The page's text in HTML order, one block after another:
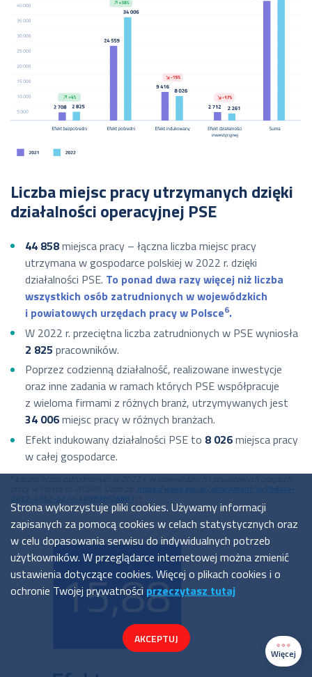
Liczba miejsc pracy utrzymanych dzięki
działalności operacyjnej PSE
44 858miejsca pracy – łączna liczba miejsc pracy
utrzymana w gospodarce polskiej w 2022 r. dzięki
działalności PSE. To ponad dwa razy więcej niż liczba
wszystkich osób zatrudnionych w wojewódzkich
i powiatowych urzędach pracy w Polsce6.
W 2022 r. przeciętna liczba zatrudnionych w PSE wyniosła
2 825 pracowników.
Poprzez codzienną działalność, realizowane inwestycje
oraz inne zadania w ramach których PSE współpracuje
z wieloma firmami z różnych branż, utrzymywanych jest
34 006miejsc pracy w różnych branżach.
Efekt indukowany działalności PSE to 8 026miejsca pracy
w całej gospodarce.
6
Więcej
Strona wykorzystuje pliki cookies. Używamy informacji
zapisanych za pomocą cookies w celach statystycznych oraz
w celu dopasowania serwisu do indywidualnych potrzeb
użytkowników. W przeglądarce internetowej można zmienić
ustawienia dotyczące cookies. Więcej o plikach cookies i o
ochronie Twojej prywatności przeczytasz tutaj
AKCEPTUJ